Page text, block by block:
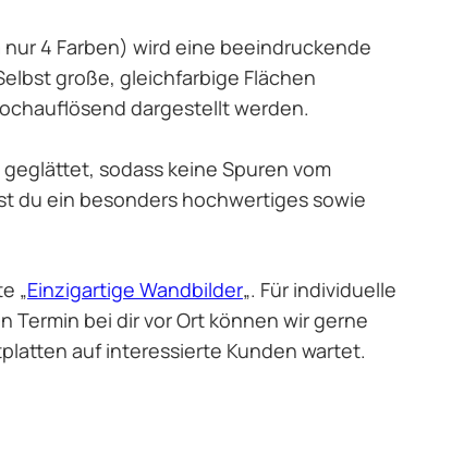
4 Farben) wird eine beeindruckende
große, gleichfarbige Flächen
dargestellt werden.
sodass keine Spuren vom
du ein besonders hochwertiges sowie
„Einzigartige Wandbilder„. Für individuelle
Termin bei dir vor Ort können wir gerne
auf interessierte Kunden wartet.